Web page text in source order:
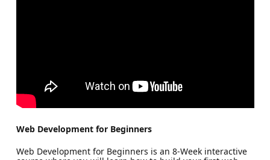
Web Development for Beginners
Web Development for Beginners is an 8-Week interactive